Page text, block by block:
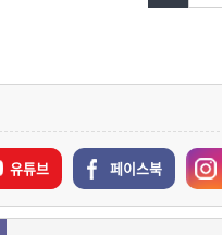
유튜브 페이스북